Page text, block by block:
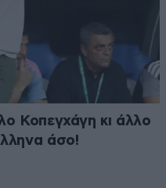
Κοπεγχάγη κι άλλο
άσο!